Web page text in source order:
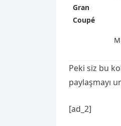
Gran
Coupé
Peki siz bu
paylaşmayı
[ad_2]